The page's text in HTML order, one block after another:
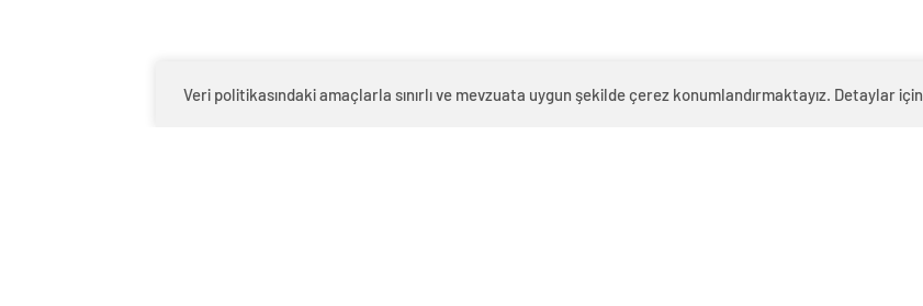
Veri politikasındaki amaçlarla sınırlı ve mevzuata uygun şekilde çerez konumlandırmaktayız. Detaylar için